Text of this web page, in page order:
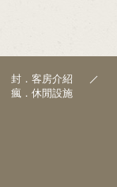
封．客房介紹
瘋．休閒設施